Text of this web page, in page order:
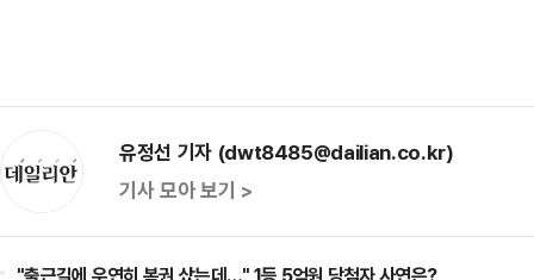
유정선 기자 (dwt8485@dailian.co.kr)
기사 모아 보기 >